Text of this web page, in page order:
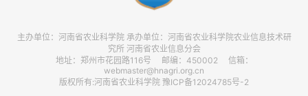
主办单位：河南省农业科学院 承办单位：河南省农业科学院农业信息技术研
究所 河南省农业信息分会
地址：郑州市花园路116号 邮编：450002 信箱：
webmaster@hnagri.org.cn
版权所有:河南省农业科学院 豫ICP备12024785号-2